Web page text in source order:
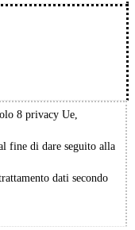
8 privacy Ue,
fine di dare seguito alla
dati secondo